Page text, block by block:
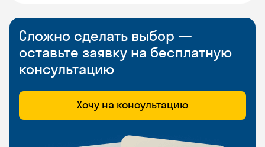
Сложно сделать выбор —
оставьте заявку на бесплатную
консультацию
Хочу на консультацию